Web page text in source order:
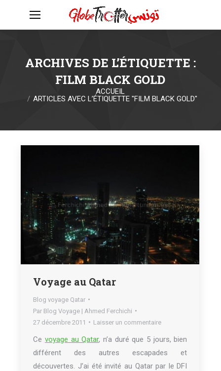
ARCHIVES DE L’ÉTIQUETTE :
FILM BLACK GOLD
Vous êtes ici :
ACCUEIL
ARTICLES AVEC L’ÉTIQUETTE "FILM BLACK GOLD"
Voyage au Qatar
Blog voyage Qatar
Par Blog Voyage | Ahmed Ferchichi
27 décembre 2011
Laisser un commentaire
Cevoyage au Qatar, n’a duré que 5 jours, bien
différent des autres escapades et
découvertes. J’ai été invité au Qatar par le DFI